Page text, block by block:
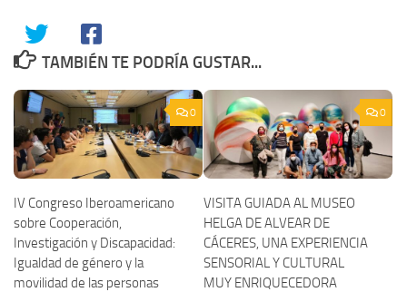
TAMBIÉN TE PODRÍA GUSTAR...
0
IV Congreso Iberoamericano
sobre Cooperación,
Investigación y Discapacidad:
Igualdad de género y la
movilidad de las personas
0
VISITA GUIADA AL MUSEO
HELGA DE ALVEAR DE
CÁCERES, UNA EXPERIENCIA
SENSORIAL Y CULTURAL
MUY ENRIQUECEDORA